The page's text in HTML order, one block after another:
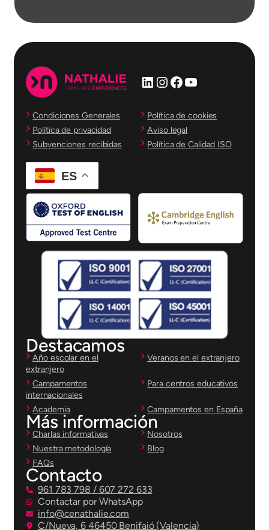
LinkedIn
Instagram
Facebook
YouTube
Condiciones Generales
Política de cookies
Política de privacidad
Aviso legal
Subvenciones recibidas
Política de Calidad ISO
ES
Destacamos
Año escolar en el
extranjero
Veranos en el extranjero
Campamentos
internacionales
Para centros educativos
Academia Campamentos en España
Más información
Charlas informativas
Nosotros
Nuestra metodología
Blog
FAQs
Contacto
961 783 798 / 607 272 633
Contactar por WhatsApp
info@cenathalie.com
C/Nueva, 6 46450 Benifaió (Valencia)